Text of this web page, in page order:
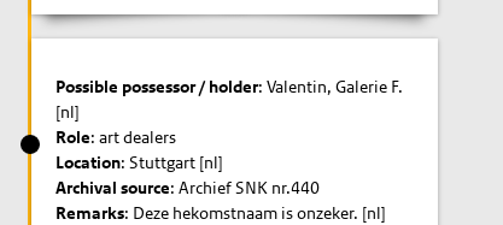
Possible possessor / holder: Valentin, Galerie F.
[nl]
Role: art dealers
Location: Stuttgart [nl]
Archival source: Archief SNK nr.440
Remarks: Deze hekomstnaam is onzeker. [nl]